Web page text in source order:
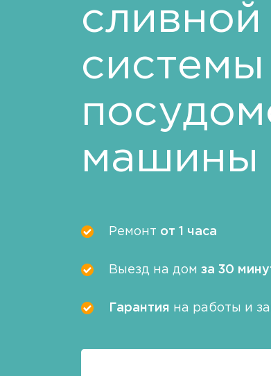
сливной
системы
машины
Ремонт от 1 часа
Выезд на дом за 30
Гарантия на работы и